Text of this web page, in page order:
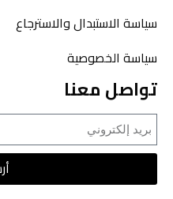
سياسة الاستبدال والاسترجاع
سياسة الخصوصية
تواصل معنا